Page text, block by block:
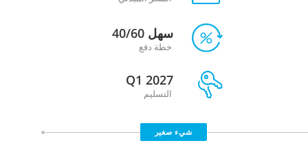
شيء صغير
سهل 40/60
خطة دفع
Q1 2027
التسليم